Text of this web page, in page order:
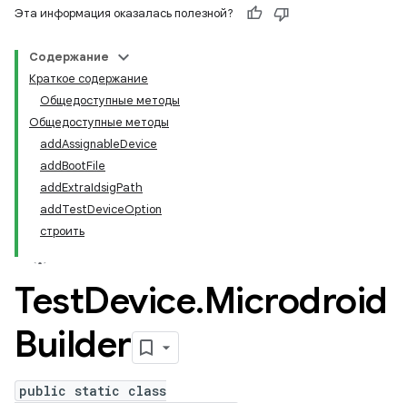
Эта информация оказалась полезной?
Содержание
Краткое содержание
Общедоступные методы
Общедоступные методы
addAssignableDevice
addBootFile
addExtraIdsigPath
addTestDeviceOption
строить
TestDevice.Microdroid
Builder
public static class